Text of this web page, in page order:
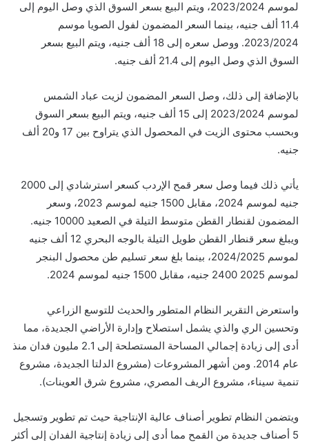
لموسم 2023/2024، ويتم البيع بسعر السوق الذي وصل اليوم إلى
11.4 ألف جنيه، بينما السعر المضمون لفول الصويا موسم
2023/2024. ووصل سعره إلى 18 ألف جنيه، ويتم البيع بسعر
السوق الذي وصل اليوم إلى 21.4 ألف جنيه.
بالإضافة إلى ذلك، وصل السعر المضمون لزيت عباد الشمس
لموسم 2023/2024 إلى 15 ألف جنيه، ويتم البيع بسعر السوق
وبحسب محتوى الزيت في المحصول الذي يتراوح بين 17 و20 ألف
جنيه.
يأتي ذلك فيما وصل سعر قمح الإردب كسعر استرشادي إلى 2000
جنيه لموسم 2024، مقابل 1500 جنيه لموسم 2023، وسعر
المضمون لقنطار القطن متوسط التيلة في الصعيد 10000 جنيه.
ويبلغ سعر قنطار القطن طويل التيلة بالوجه البحري 12 ألف جنيه
لموسم 2024/2025، بينما بلغ سعر تسليم طن محصول البنجر
لموسم 2025 2400 جنيه، مقابل 1500 جنيه لموسم 2024.
واستعرض التقرير النظام المتطور والحديث للتوسع الزراعي
وتحسين الري والذي يشمل استصلاح وإدارة الأراضي الجديدة، مما
أدى إلى زيادة إجمالي المساحة المستصلحة إلى 2.1 مليون فدان منذ
عام 2014. ومن أشهر المشروعات (مشروع الدلتا الجديدة، مشروع
تنمية سيناء، مشروع الريف المصري، مشروع شرق العوينات).
ويتضمن النظام تطوير أصناف عالية الإنتاجية حيث تم تطوير وتسجيل
5 أصناف جديدة من القمح مما أدى إلى زيادة إنتاجية الفدان إلى أكثر